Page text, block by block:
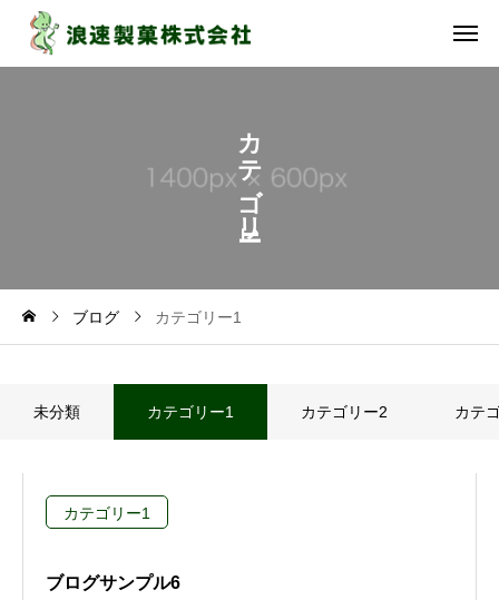
カ
テ
ゴ
リ
1
ブログ カテゴリー1
未分類 カテゴリー1 カテゴリー2 カテ
カテゴリー1
ブログサンプル6